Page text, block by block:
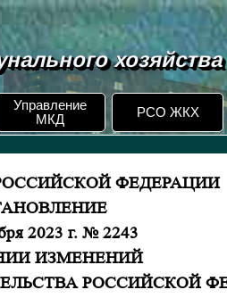
Управление
МКД
РСО ЖКХ
ФЕДЕРАЦИИ
2023 г. № 2243
ИЗМЕНЕНИЙ
РОССИЙСКОЙ